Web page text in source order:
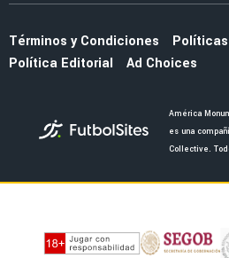
Jáminton Campaz para